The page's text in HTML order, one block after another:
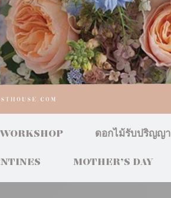
WORKSHOP ดอกไม้รับปริญญา
MOTHER’S DAY